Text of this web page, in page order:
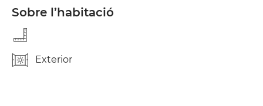
Sobre l’habitació
Exterior